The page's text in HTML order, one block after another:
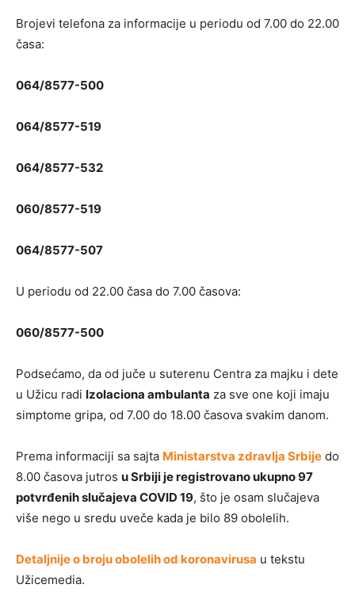
Brojevi telefona za informacije u periodu od 7.00 do 22.00
časa:
064/8577-500
064/8577-519
064/8577-532
060/8577-519
064/8577-507
U periodu od 22.00 časa do 7.00 časova:
060/8577-500
Podsećamo, da od juče u suterenu Centra za majku i dete
u Užicu radi Izolaciona ambulanta za sve one koji imaju
simptome gripa, od 7.00 do 18.00 časova svakim danom.
Prema informaciji sa sajta Ministarstva zdravlja Srbije do
8.00 časova jutros u Srbiji je registrovano ukupno 97
potvrđenih slučajeva COVID 19, što je osam slučajeva
više nego u sredu uveče kada je bilo 89 obolelih.
Detaljnije o broju obolelih od koronavirusa u tekstu
Užicemedia.